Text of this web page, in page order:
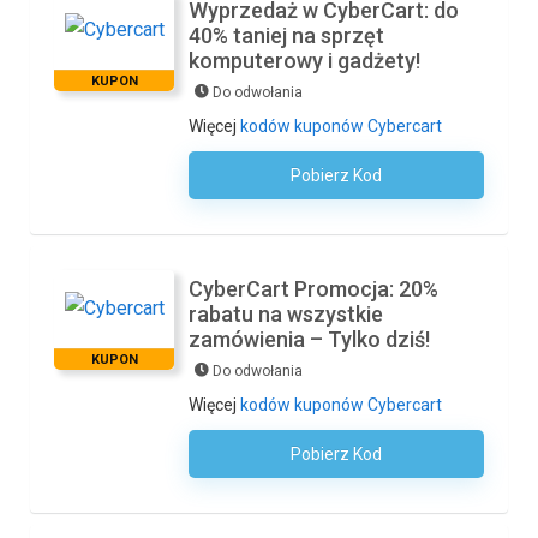
KUPON
Wyprzedaż w CyberCart: do
40% taniej na sprzęt
komputerowy i gadżety!
Do odwołania
Więcej kodów kuponów Cybercart
Pobierz Kod
Kod Nie Jest Wymagany
KUPON
CyberCart Promocja: 20%
rabatu na wszystkie
zamówienia – Tylko dziś!
Do odwołania
Więcej kodów kuponów Cybercart
Pobierz Kod
Kod Nie Jest Wymagany